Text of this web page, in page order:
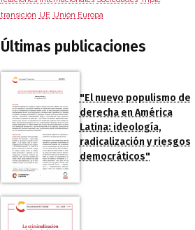
transición UE Unión Europa
Últimas publicaciones
"El nuevo populismo de
derecha en América
Latina: ideología,
radicalización y riesgos
democráticos"